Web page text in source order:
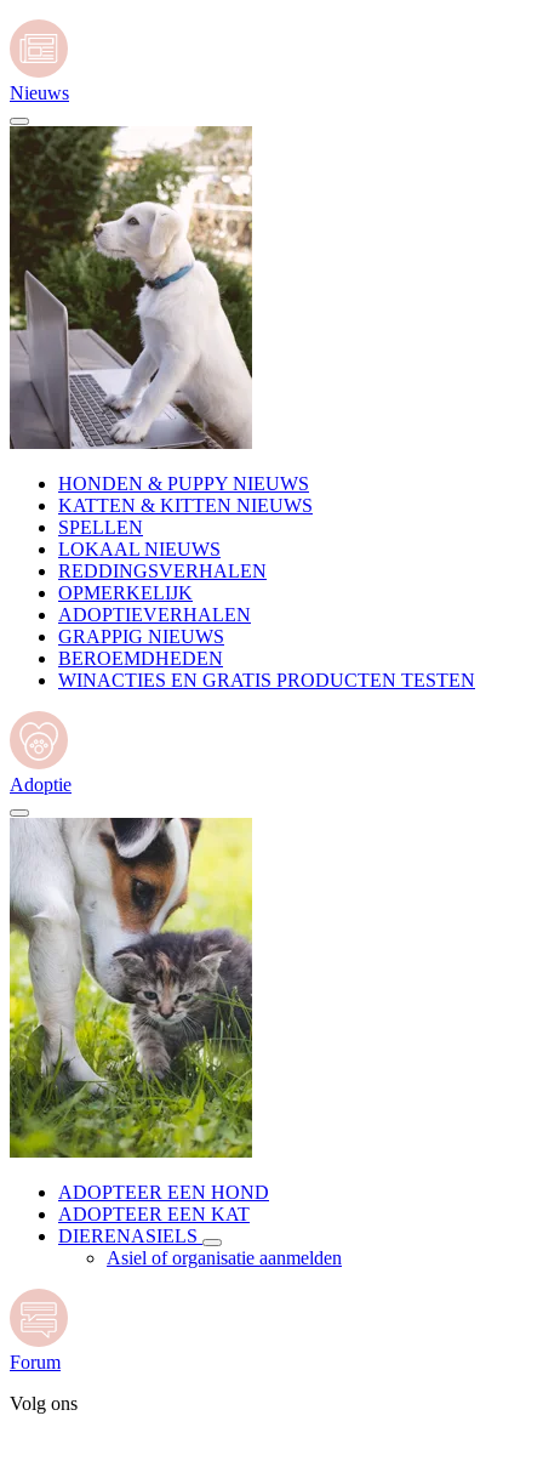
Nieuws
HONDEN & PUPPY NIEUWS
KATTEN & KITTEN NIEUWS
SPELLEN
LOKAAL NIEUWS
REDDINGSVERHALEN
OPMERKELIJK
ADOPTIEVERHALEN
GRAPPIG NIEUWS
BEROEMDHEDEN
WINACTIES EN GRATIS PRODUCTEN TESTEN
Adoptie
ADOPTEER EEN HOND
ADOPTEER EEN KAT
DIERENASIELS
Asiel of organisatie aanmelden
Forum
Volg ons